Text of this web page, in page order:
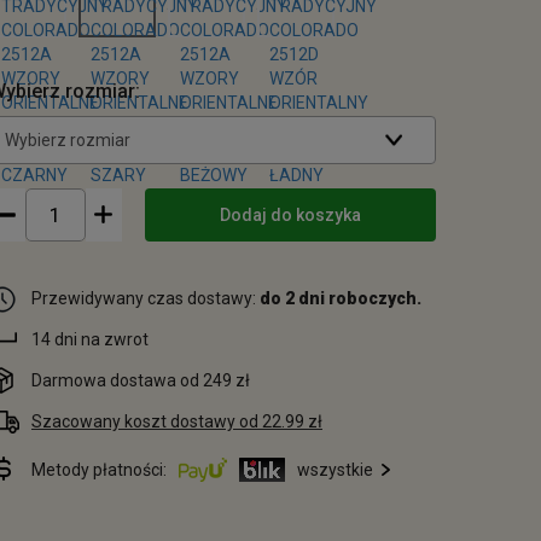
rozmiar:
Wybierz rozmiar
Dodaj do koszyka
Przewidywany czas dostawy: do 2 dni roboczych.
14 dni na zwrot
Darmowa dostawa od 249 zł
Szacowany koszt dostawy od 22.99 zł
Metody płatności: wszystkie